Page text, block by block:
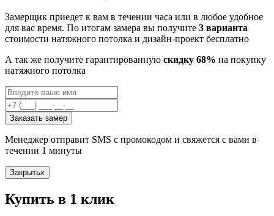
Замерщик приедет к вам в течении часа или в любое удобное
для вас время. По итогам замера вы получите 3 варианта
стоимости натяжного потолка и дизайн-проект бесплатно
А так же получите гарантированную скидку 68% на покупку
натяжного потолка
Заказать замер
Менеджер отправит SMS с промокодом и свяжется с вами в
течении 1 минуты
Закрытьx
Купить в 1 клик